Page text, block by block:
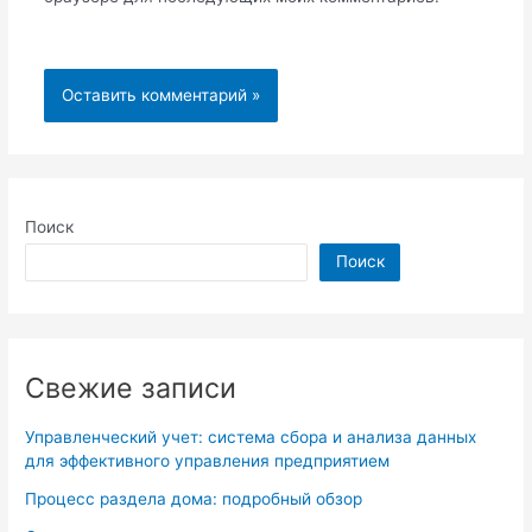
Поиск
Поиск
Свежие записи
Управленческий учет: система сбора и анализа данных
для эффективного управления предприятием
Процесс раздела дома: подробный обзор